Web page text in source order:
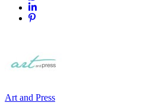
Art and Press